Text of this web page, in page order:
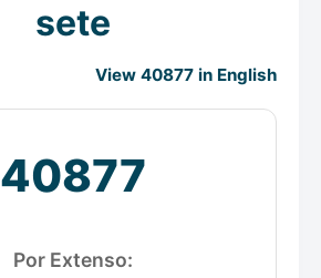
sete
View 40877 in English
40877
Por Extenso: